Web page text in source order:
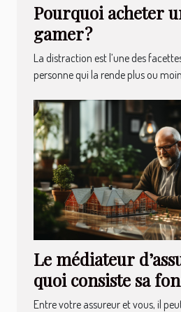
Pourquoi acheter
gamer ?
La distraction est l’une des
personne qui la rende plus ou
Le médiateur
quoi consiste sa
Entre votre assureur et vous, il